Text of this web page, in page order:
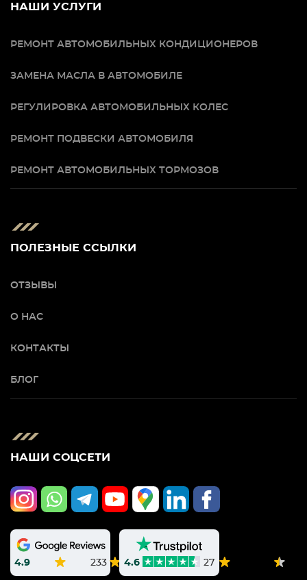
НАШИ УСЛУГИ
РЕМОНТ АВТОМОБИЛЬНЫХ КОНДИЦИОНЕРОВ
ЗАМЕНА МАСЛА В АВТОМОБИЛЕ
РЕГУЛИРОВКА АВТОМОБИЛЬНЫХ КОЛЕС
РЕМОНТ ПОДВЕСКИ АВТОМОБИЛЯ
РЕМОНТ АВТОМОБИЛЬНЫХ ТОРМОЗОВ
ПОЛЕЗНЫЕ ССЫЛКИ
ОТЗЫВЫ
О НАС
КОНТАКТЫ
БЛОГ
НАШИ СОЦСЕТИ
4.9 233 4.6 27